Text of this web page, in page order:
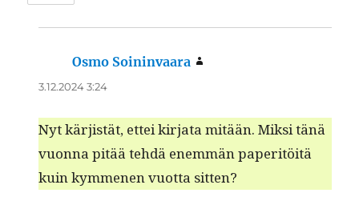
Osmo Soininvaara
3.12.2024 3:24
Nyt kär­jistät, ettei kir­ja­ta mitään. Mik­si tänä
vuon­na pitää tehdä enem­män paper­itöitä
kuin kymme­nen vuot­ta sitten?